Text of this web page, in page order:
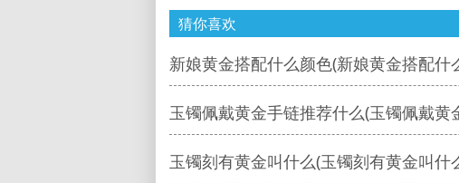
猜你喜欢
新娘黄金搭配什么颜色(新娘黄金搭配什
玉镯佩戴黄金手链推荐什么(玉镯佩戴黄
玉镯刻有黄金叫什么(玉镯刻有黄金叫什